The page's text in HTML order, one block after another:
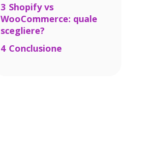
3 Shopify vs
WooCommerce: quale
scegliere?
3.1 Facilità d’uso
4 Conclusione